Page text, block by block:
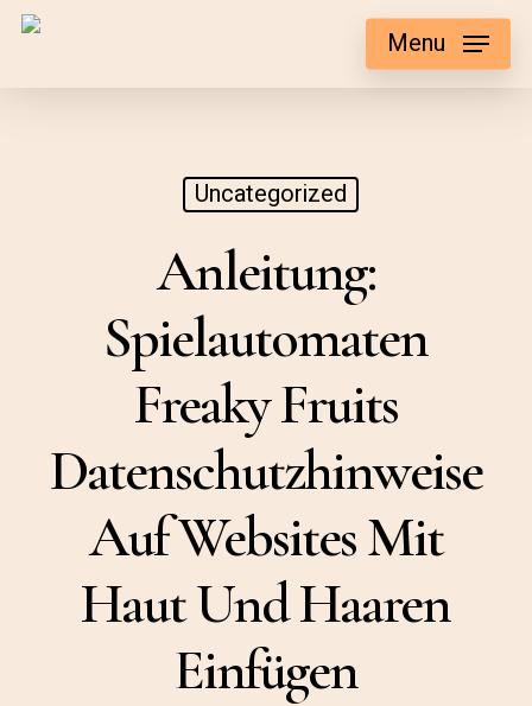
Skip
Menu
Uncategorized
Anleitung:
Spielautomaten
Freaky Fruits
Datenschutzhinweise
Auf Websites Mit
Haut Und Haaren
Einfügen